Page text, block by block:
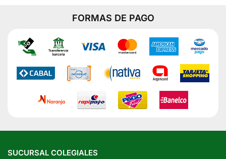
FORMAS DE PAGO
SUCURSAL COLEGIALES